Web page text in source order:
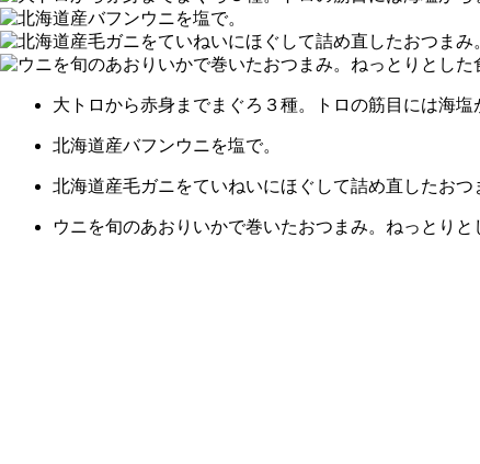
大トロから赤身までまぐろ３種。トロの筋目には海
北海道産バフンウニを塩で。
北海道産毛ガニをていねいにほぐして詰め直したおつ
ウニを旬のあおりいかで巻いたおつまみ。ねっとりと